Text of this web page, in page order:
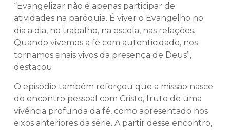
“Evangelizar não é apenas participar de
atividades na paróquia. É viver o Evangelho no
dia a dia, no trabalho, na escola, nas relações.
Quando vivemos a fé com autenticidade, nos
tornamos sinais vivos da presença de Deus”,
destacou.
O episódio também reforçou que a missão nasce
do encontro pessoal com Cristo, fruto de uma
vivência profunda da fé, como apresentado nos
eixos anteriores da série. A partir desse encontro,